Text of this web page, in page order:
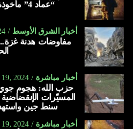
“عماد 4” مأخوذة من أوكرانيا….
أخبار الشرق الأوسط
مفاوضات هدنة غزة..
أخبار مباشرة 2024
حزب الله: هجوم
المسيّرات
سنط جين
أخبار مباشرة 2024